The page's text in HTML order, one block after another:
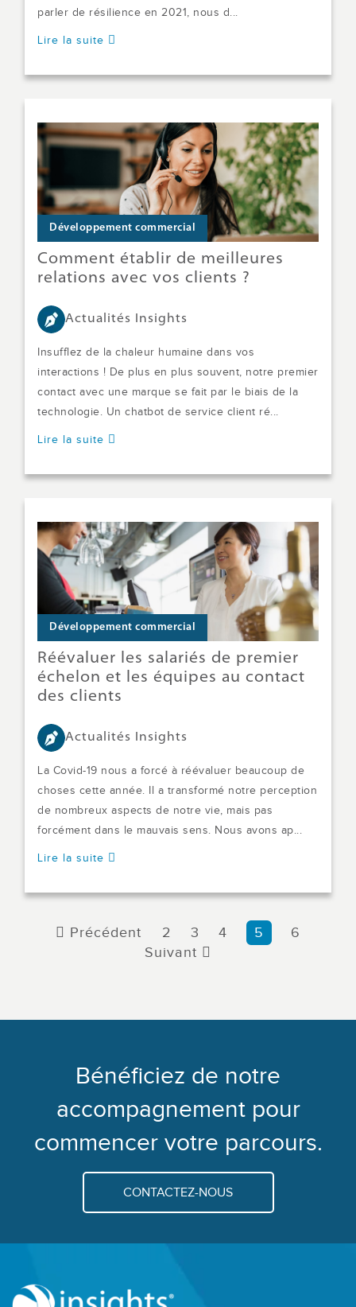
parler de résilience en 2021, nous d...
Lire la suite
Développement commercial
Comment établir de meilleures
relations avec vos clients ?
Actualités Insights
Insufflez de la chaleur humaine dans vos
interactions ! De plus en plus souvent, notre premier
contact avec une marque se fait par le biais de la
technologie. Un chatbot de service client ré...
Lire la suite
Développement commercial
Réévaluer les salariés de premier
échelon et les équipes au contact
des clients
Actualités Insights
La Covid-19 nous a forcé à réévaluer beaucoup de
choses cette année. Il a transformé notre perception
de nombreux aspects de notre vie, mais pas
forcément dans le mauvais sens. Nous avons ap...
Lire la suite
Précédent 2 3 4 5
6
Suivant
Bénéficiez de notre
accompagnement pour
commencer votre parcours.
CONTACTEZ-NOUS